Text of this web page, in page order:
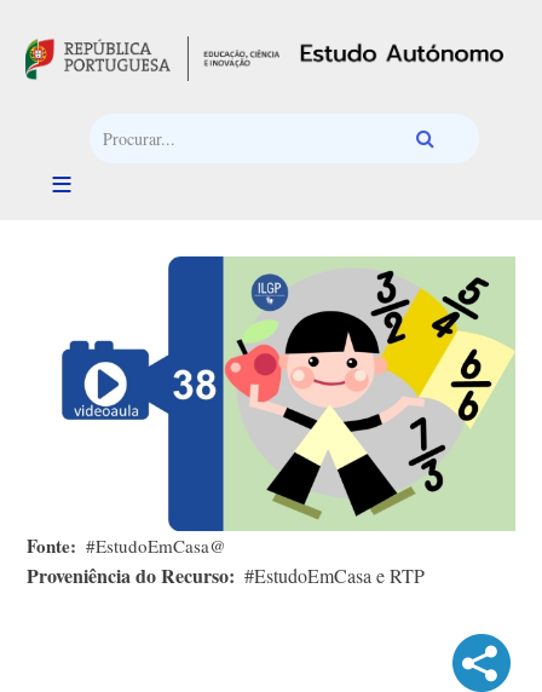
Fonte #EstudoEmCasa@
Proveniência do Recurso #EstudoEmCasa e RTP